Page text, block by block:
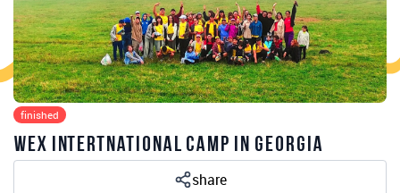
finished
WEX Intertnational camp in Georgia
share